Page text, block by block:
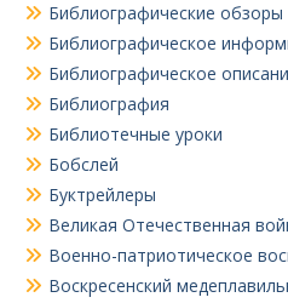
Библиографические обзоры
Библиографическое
Библиографическое
Библиография
Библиотечные уроки
Бобслей
Буктрейлеры
Великая Отечественная
Военно-патриотическое
Воскресенский